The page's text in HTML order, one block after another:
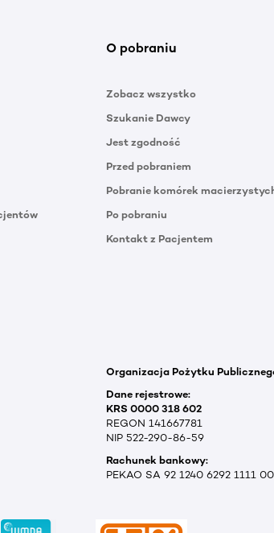
O pobraniu
Zobacz wszystko
Szukanie Dawcy
Jest zgodność
Przed pobraniem
Pobranie komórek
Po pobraniu
Kontakt z Pacjentem
Organizacja Pożytku
Dane rejestrowe:
KRS 0000 318 602
REGON 141667781
NIP 522-290-86-59
Rachunek bankowy:
PEKAO SA 92 1240 6292 1111